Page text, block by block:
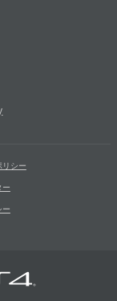
リシー
ー
ー